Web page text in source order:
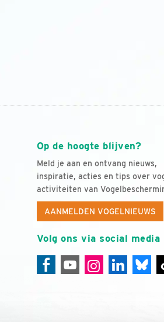
Op de hoogte blijven?
Meld je aan en ontvang nieuws,
inspiratie, acties en tips over
activiteiten van
AANMELDEN VOGELNIEUWS
Volg ons via social media